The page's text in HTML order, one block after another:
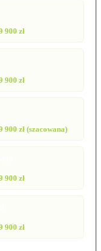
900 zł
900 zł
900 zł (szacowana)
900 zł
900 zł